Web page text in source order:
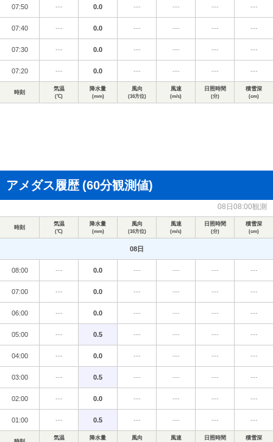
07:50 --- 0.0 --- --- --- ---
07:40 --- 0.0 --- --- --- ---
07:30 --- 0.0 --- --- --- ---
07:20 --- 0.0 --- --- --- ---
時刻
気温
(℃)
降水量
(mm)
風向
(16方位)
風速
(m/s)
日照時間
(分)
積雪深
(cm)
アメダス履歴 (60分観測値)
08日08:00観測
時刻
気温
(℃)
降水量
(mm)
風向
(16方位)
風速
(m/s)
日照時間
(分)
積雪深
(cm)
08日
08:00 --- 0.0 --- --- --- ---
07:00 --- 0.0 --- --- --- ---
06:00 --- 0.0 --- --- --- ---
05:00 --- 0.5 --- --- --- ---
04:00 --- 0.0 --- --- --- ---
03:00 --- 0.5 --- --- --- ---
02:00 --- 0.0 --- --- --- ---
01:00 --- 0.5 --- --- --- ---
気温 降水量 風向 風速 日照時間 積雪深